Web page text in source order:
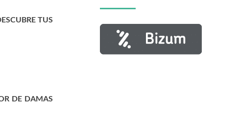
TUS
DE DAMAS